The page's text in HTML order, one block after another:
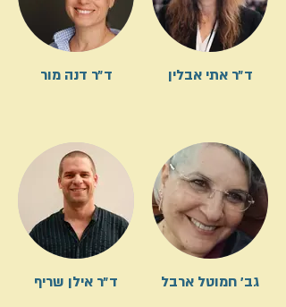
ד״ר אתי אבלין ד״ר דנה מור
גב׳ חמוטל ארבל ד״ר אילן שריף